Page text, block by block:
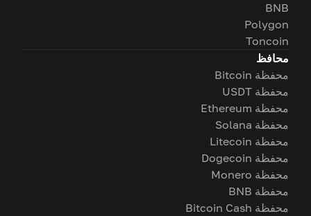
BNB
Polygon
Toncoin
محافظ
محفظة Bitcoin
محفظة USDT
محفظة Ethereum
محفظة Solana
محفظة Litecoin
محفظة Dogecoin
محفظة Monero
محفظة BNB
محفظة Bitcoin Cash